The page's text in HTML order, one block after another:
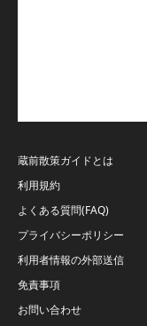
蔵前散策ガイドとは
利用規約
よくある質問(FAQ)
プライバシーポリシー
利用者情報の外部送信
免責事項
お問い合わせ